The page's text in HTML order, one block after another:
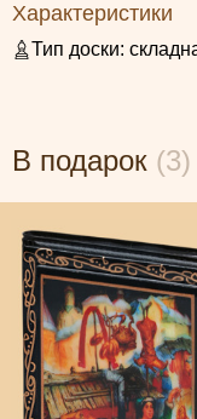
Характеристики
Тип доски:
В подарок (3)